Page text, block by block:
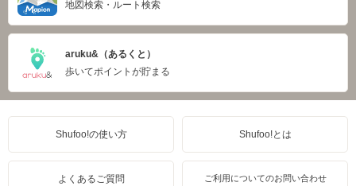
地図検索・ルート検索
aruku&（あるくと）
歩いてポイントが貯まる
Shufoo!の使い方 Shufoo!とは
よくあるご質問 ご利用についてのお問い合わせ